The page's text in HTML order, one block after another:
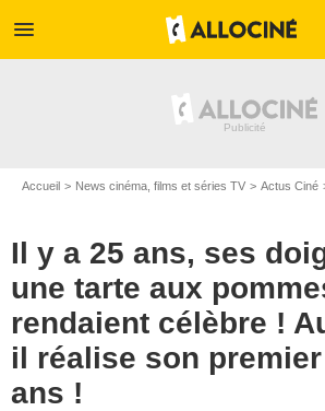
menu
Accueil News cinéma, films et séries TV Actus Ciné
Il y a 25 ans, ses
une tarte aux
rendaient célèbre !
il réalise son
ans !